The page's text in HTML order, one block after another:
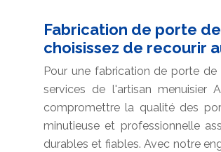
Fabrication de porte
choisissez de recourir
Pour une fabrication de porte
services de l'artisan menuisier
compromettre la qualité des
minutieuse et professionnelle
durables et fiables. Avec notre